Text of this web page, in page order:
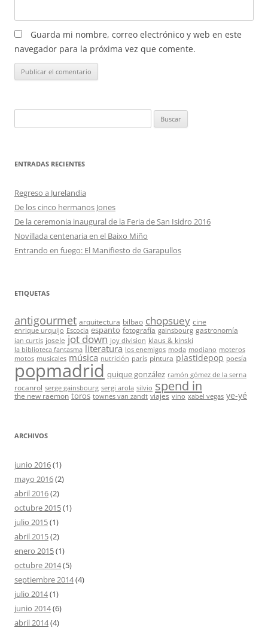
Guarda mi nombre, correo electrónico y web en este
navegador para la próxima vez que comente.
ENTRADAS RECIENTES
Regreso a Jurelandia
De los cinco hermanos Jones
De la ceremonia inaugural de la Feria de San Isidro 2016
Novillada centenaria en el Baixo Miño
Entrando en fuego: El Manifiesto de Garapullos
ETIQUETAS
antigourmet arquitectura bilbao chopsuey cine
enrique urquijo Escocia espanto fotografía gainsbourg gastronomía
ian curtis josele jot down joy division klaus & kinski
la biblioteca fantasma literatura los enemigos moda modiano moteros
motos musicales música nutrición parís pintura plastidepop poesía
popmadrid quique gonzález ramón gómez de la serna
rocanrol serge gainsbourg sergi arola silvio spend in
the new raemon toros townes van zandt viajes vino xabel vegas ye-yé
ARCHIVOS
junio 2016(1)
mayo 2016(2)
abril 2016(2)
octubre 2015(1)
julio 2015(1)
abril 2015(2)
enero 2015(1)
octubre 2014(5)
septiembre 2014(4)
julio 2014(1)
junio 2014(6)
abril 2014(4)